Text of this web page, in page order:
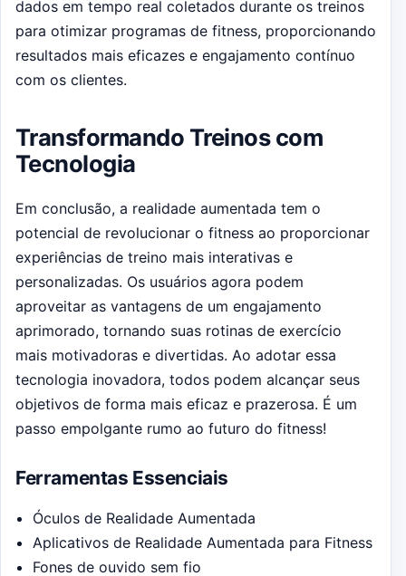
dados em tempo real coletados durante os treinos
para otimizar programas de fitness, proporcionando
resultados mais eficazes e engajamento contínuo
com os clientes.
Transformando Treinos com
Tecnologia
Em conclusão, a realidade aumentada tem o
potencial de revolucionar o fitness ao proporcionar
experiências de treino mais interativas e
personalizadas. Os usuários agora podem
aproveitar as vantagens de um engajamento
aprimorado, tornando suas rotinas de exercício
mais motivadoras e divertidas. Ao adotar essa
tecnologia inovadora, todos podem alcançar seus
objetivos de forma mais eficaz e prazerosa. É um
passo empolgante rumo ao futuro do fitness!
Ferramentas Essenciais
Óculos de Realidade Aumentada
Aplicativos de Realidade Aumentada para Fitness
Fones de ouvido sem fio